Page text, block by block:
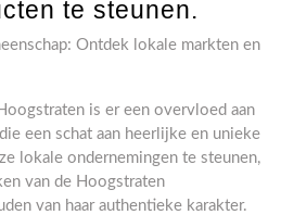
te steunen.
Ontdek lokale markten en
is er een overvloed aan
een schat aan heerlijke en unieke
lokale ondernemingen te steunen,
van de Hoogstraten
van haar authentieke karakter.